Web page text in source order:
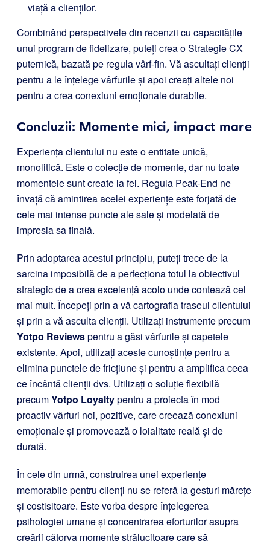
viață a clienților.
Combinând perspectivele din recenzii cu capacitățile
unui program de fidelizare, puteți crea o Strategie CX
puternică, bazată pe regula vârf-fin. Vă ascultați clienții
pentru a le înțelege vârfurile și apoi creați altele noi
pentru a crea conexiuni emoționale durabile.
Concluzii: Momente mici, impact mare
Experiența clientului nu este o entitate unică,
monolitică. Este o colecție de momente, dar nu toate
momentele sunt create la fel. Regula Peak-End ne
învață că amintirea acelei experiențe este forjată de
cele mai intense puncte ale sale și modelată de
impresia sa finală.
Prin adoptarea acestui principiu, puteți trece de la
sarcina imposibilă de a perfecționa totul la obiectivul
strategic de a crea excelență acolo unde contează cel
mai mult. Începeți prin a vă cartografia traseul clientului
și prin a vă asculta clienții. Utilizați instrumente precum
Yotpo Reviewspentru a găsi vârfurile și capetele
existente. Apoi, utilizați aceste cunoștințe pentru a
elimina punctele de fricțiune și pentru a amplifica ceea
ce încântă clienții dvs. Utilizați o soluție flexibilă
precumYotpo Loyaltypentru a proiecta în mod
proactiv vârfuri noi, pozitive, care creează conexiuni
emoționale și promovează o loialitate reală și de
durată.
În cele din urmă, construirea unei experiențe
memorabile pentru clienți nu se referă la gesturi mărețe
și costisitoare. Este vorba despre înțelegerea
psihologiei umane și concentrarea eforturilor asupra
creării câtorva momente strălucitoare care să